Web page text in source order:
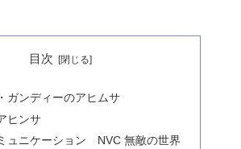
目次
ガンディーのアヒムサ
ヒンサ
ュニケーション NVC 無敵の世界